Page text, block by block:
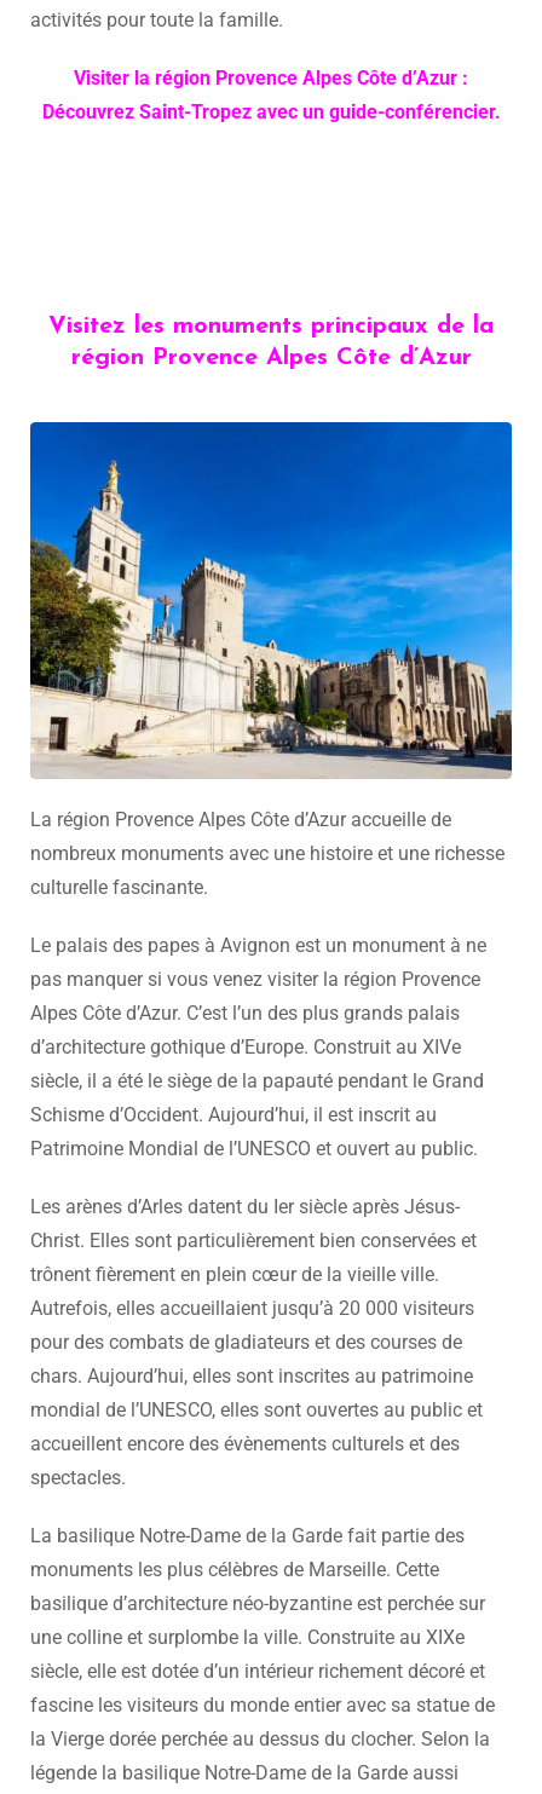
activités pour toute la famille.
Visiter la région Provence Alpes Côte d’Azur :
Découvrez Saint-Tropez avec un guide-conférencier.
Visitez les monuments principaux de la
région Provence Alpes Côte d’Azur
La région Provence Alpes Côte d’Azur accueille de
nombreux monuments avec une histoire et une richesse
culturelle fascinante.
Le palais des papes à Avignon est un monument à ne
pas manquer si vous venez visiter la région Provence
Alpes Côte d’Azur. C’est l’un des plus grands palais
d’architecture gothique d’Europe. Construit au XIVe
siècle, il a été le siège de la papauté pendant le Grand
Schisme d’Occident. Aujourd’hui, il est inscrit au
Patrimoine Mondial de l’UNESCO et ouvert au public.
Les arènes d’Arles datent du Ier siècle après Jésus-
Christ. Elles sont particulièrement bien conservées et
trônent fièrement en plein cœur de la vieille ville.
Autrefois, elles accueillaient jusqu’à 20 000 visiteurs
pour des combats de gladiateurs et des courses de
chars. Aujourd’hui, elles sont inscrites au patrimoine
mondial de l’UNESCO, elles sont ouvertes au public et
accueillent encore des évènements culturels et des
spectacles.
La basilique Notre-Dame de la Garde fait partie des
monuments les plus célèbres de Marseille. Cette
basilique d’architecture néo-byzantine est perchée sur
une colline et surplombe la ville. Construite au XIXe
siècle, elle est dotée d’un intérieur richement décoré et
fascine les visiteurs du monde entier avec sa statue de
la Vierge dorée perchée au dessus du clocher. Selon la
légende la basilique Notre-Dame de la Garde aussi